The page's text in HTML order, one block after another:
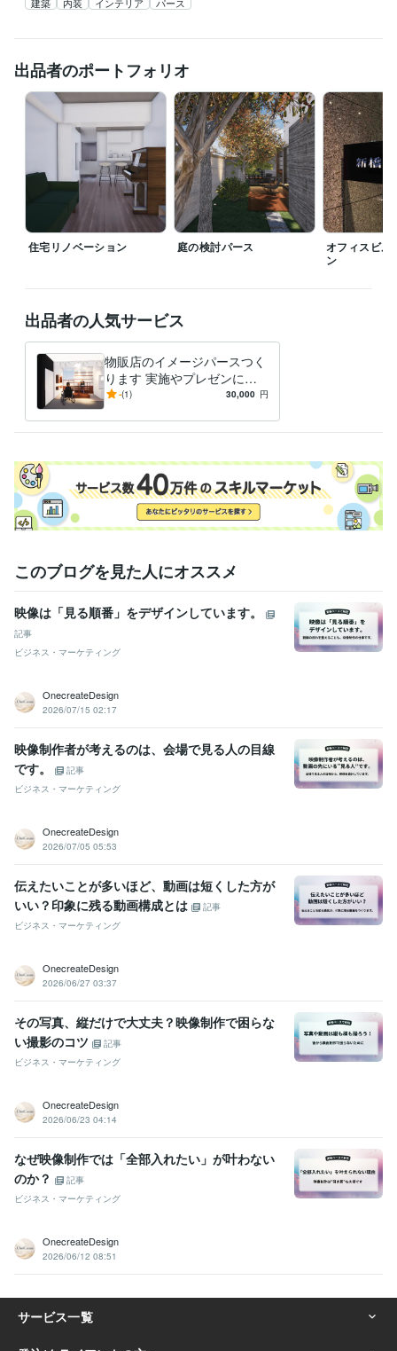
出品者のポートフォリオ
住宅リノベーション 庭の検討パース
オフィスビ
ン
出品者の人気サービス
物販店のイメージパースつく
ります 実施やプレゼンにつ
なげていけるように製作
-(1) 30,000 円
このブログを見た人にオススメ
映像は「見る順番」をデザインしています。
記事
ビジネス・マーケティング
OnecreateDesign
2026/07/15 02:17
映像制作者が考えるのは、会場で見る人の目線
です。
記事
ビジネス・マーケティング
OnecreateDesign
2026/07/05 05:53
伝えたいことが多いほど、動画は短くした方が
いい？印象に残る動画構成とは
記事
ビジネス・マーケティング
OnecreateDesign
2026/06/27 03:37
その写真、縦だけで大丈夫？映像制作で困らな
い撮影のコツ
記事
ビジネス・マーケティング
OnecreateDesign
2026/06/23 04:14
なぜ映像制作では「全部入れたい」が叶わない
のか？
記事
ビジネス・マーケティング
OnecreateDesign
2026/06/12 08:51